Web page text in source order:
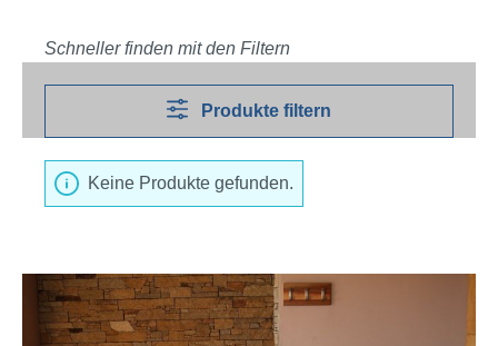
Schneller finden mit den Filtern
Produkte filtern
Keine Produkte gefunden.